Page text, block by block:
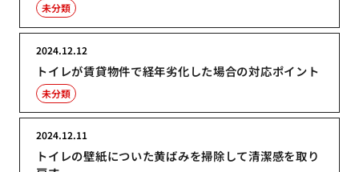
未分類
トイレが賃貸物件で経年劣化した場合の対応ポイント
2024.12.12
未分類
トイレの壁紙についた黄ばみを掃除して清潔感を取り
2024.12.11